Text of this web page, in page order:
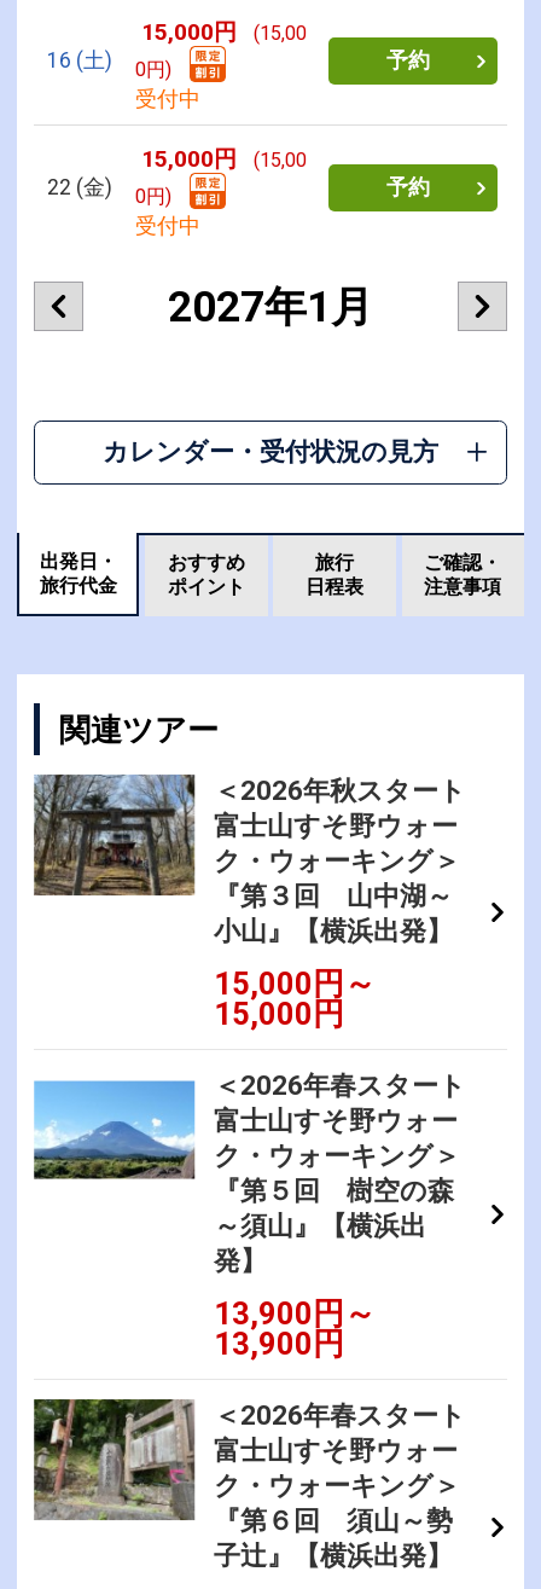
16 (土)
15,000円
(15,00
0円)
受付中
予約
22 (金)
15,000円
(15,00
0円)
受付中
予約
2027年1月
カレンダー・受付状況の見方
出発日・
旅行代金
おすすめ
ポイント
旅行
日程表
ご確認・
注意事項
関連ツアー
＜2026年秋スタート
富士山すそ野ウォー
ク・ウォーキング＞
『第３回 山中湖～
小山』【横浜出発】
15,000円～
15,000円
＜2026年春スタート
富士山すそ野ウォー
ク・ウォーキング＞
『第５回 樹空の森
～須山』【横浜出
発】
13,900円～
13,900円
＜2026年春スタート
富士山すそ野ウォー
ク・ウォーキング＞
『第６回 須山～勢
子辻』【横浜出発】